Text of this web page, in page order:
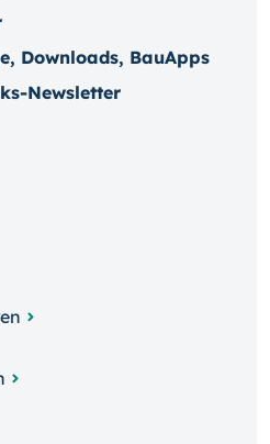
Downloads, BauApps
Newsletter